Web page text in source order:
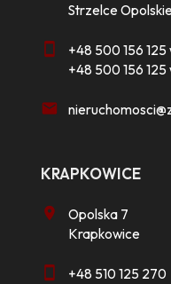
Strzelce Opolskie
+48 500 156
+48 500 156
KRAPKOWICE
Opolska 7
Krapkowice
+48 510 125 270